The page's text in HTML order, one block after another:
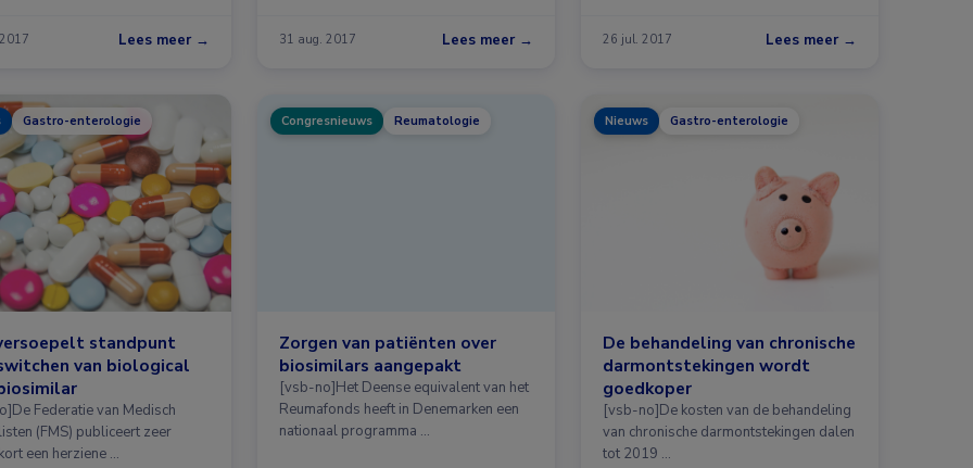
Lees meer → 31 aug. 2017 Lees meer → 26 jul. 2017 Lees meer →
Gastro-enterologie
standpunt
van biological
Federatie van Medisch
(FMS) publiceert zeer
een herziene …
Congresnieuws Reumatologie
Zorgen van patiënten over
biosimilars aangepakt
[vsb-no]Het Deense equivalent van het
Reumafonds heeft in Denemarken een
nationaal programma …
Nieuws Gastro-enterologie
De behandeling van chronische
darmontstekingen wordt
goedkoper
[vsb-no]De kosten van de behandeling
van chronische darmontstekingen dalen
tot 2019 …